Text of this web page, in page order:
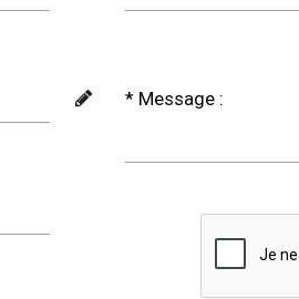
* Message :